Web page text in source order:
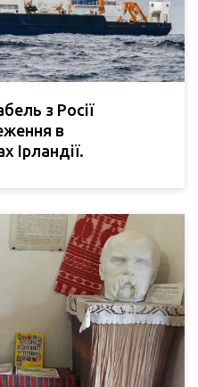
з Росії
в
Ірландії.